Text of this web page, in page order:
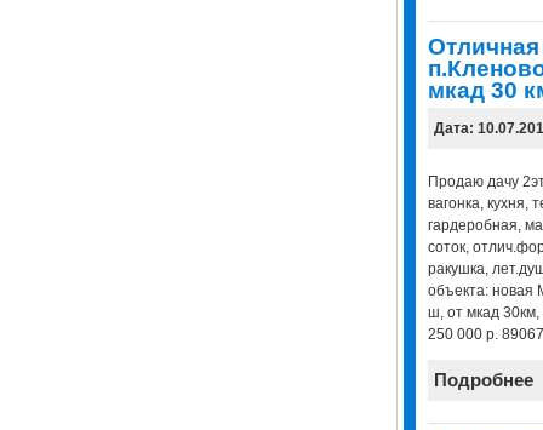
мкад 30
Дата:
Продаю дачу
вагонка, кухня,
гардеробная,
соток,
ракушка,
объекта: новая
ш, от мкад
250 000 р.
Подробнее